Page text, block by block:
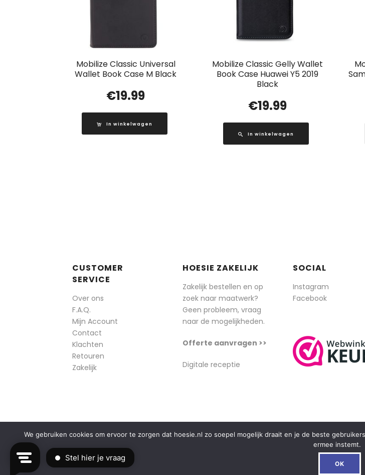
Mobilize Classic Universal
Wallet Book Case M Black
€19.99
In winkelwagen
Mobilize Classic Gelly Wallet
Book Case Huawei Y5 2019
Black
€19.99
In winkelwagen
CUSTOMER
SERVICE
Over ons
F.A.Q.
Mijn Account
Contact
Klachten
Retouren
Zakelijk
HOESIE ZAKELIJK
Zakelijk bestellen en op
zoek naar maatwerk?
Geen probleem, vraag
naar de mogelijkheden.
Offerte aanvragen >>
Digitale receptie
SOCIAL
Instagram
Facebook
© 2014-2025 Boozt - Hoesie.nl. All rights reserved.
We gebruiken cookies om ervoor te zorgen dat hoesie.nl zo soepel mogelijk draait en je de beste
ermee instemt.
OK